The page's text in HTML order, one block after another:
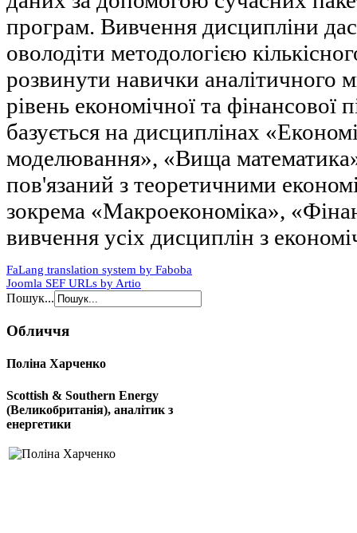
програм. Вивчення дисципліни
оволодіти методологією
розвинути навички аналітичного
рівень економічної та фінансової
базується на дисциплінах
моделювання», «Вища
пов'язаний з теоретичними
зокрема «Макроекономіка»,
вивчення усіх дисциплін з
FaLang translation system by Faboba
Joomla SEF URLs by Artio
Пошук...
Обличчя
Поліна Харченко
Scottish & Southern Energy
(Великобританія), аналітик з
енергетики